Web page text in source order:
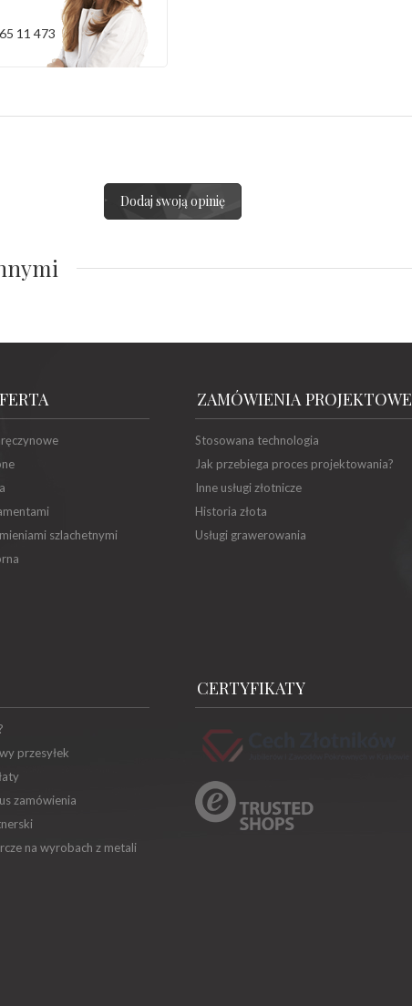
11 473
Dodaj swoją opinię
szlachetnymi
ZAMÓWIENIA PROJEKTOWE
Stosowana technologia
Jak przebiega proces projektowania?
Inne usługi złotnicze
Historia złota
Usługi grawerowania
przesyłek
zamówienia
na wyrobach z metali
CERTYFIKATY